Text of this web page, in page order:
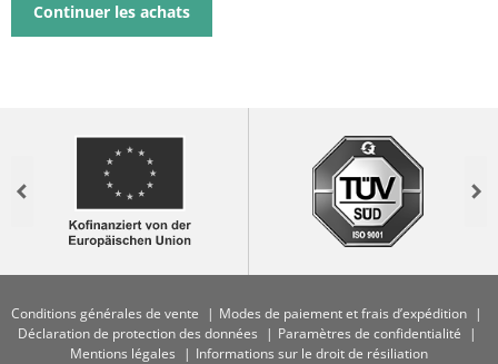
Continuer les achats
Previous Next
Conditions générales de vente
Modes de paiement et frais d’expédition
Déclaration de protection des données
Paramètres de confidentialité
Mentions légales
Informations sur le droit de résiliation